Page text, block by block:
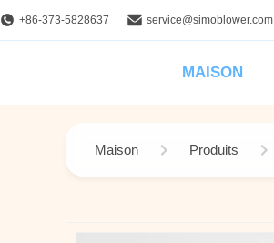
+86-373-5828637 service@simoblower.com
MAISON
Maison Produits